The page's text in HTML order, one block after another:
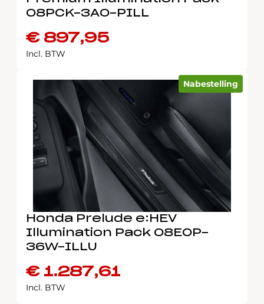
08PCK-3A0-PILL
€897,95
Incl. BTW
Nabestelling
Honda Prelude e:HEV
Illumination Pack 08E0P-
36W-ILLU
€1.287,61
Incl. BTW